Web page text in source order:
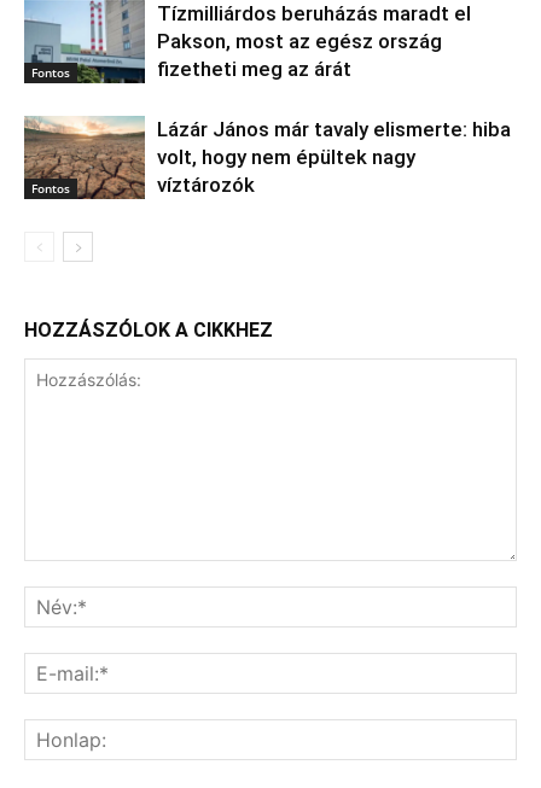
Fontos
Tízmilliárdos beruházás maradt el
Pakson, most az egész ország
fizetheti meg az árát
Fontos
Lázár János már tavaly elismerte: hiba
volt, hogy nem épültek nagy
víztározók
HOZZÁSZÓLOK A CIKKHEZ